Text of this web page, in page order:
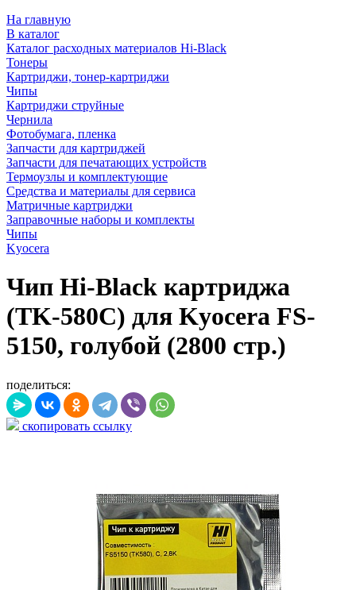
На главную
В каталог
Каталог расходных материалов Hi-Black
Тонеры
Картриджи, тонер-картриджи
Чипы
Картриджи струйные
Чернила
Фотобумага, пленка
Запчасти для картриджей
Запчасти для печатающих устройств
Термоузлы и комплектующие
Средства и материалы для сервиса
Матричные картриджи
Заправочные наборы и комплекты
Чипы
Kyocera
Чип Hi-Black картриджа
(TK-580C) для Kyocera FS-
5150, голубой (2800 стр.)
поделиться:
скопировать ссылку